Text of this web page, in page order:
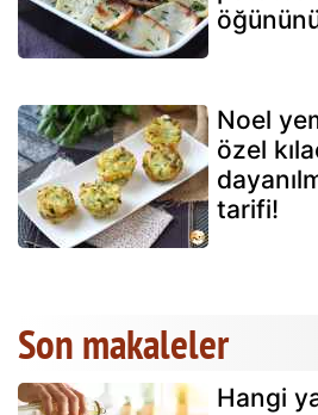
Noel
özel
tarifi!
Son makaleler
Hangi